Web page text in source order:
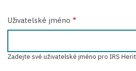
záložky
Uživatelské jméno
Zadejte své uživatelské jméno pro IRS